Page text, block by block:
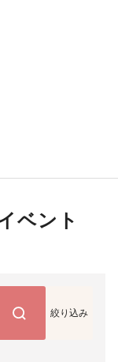
ベント
絞り込み